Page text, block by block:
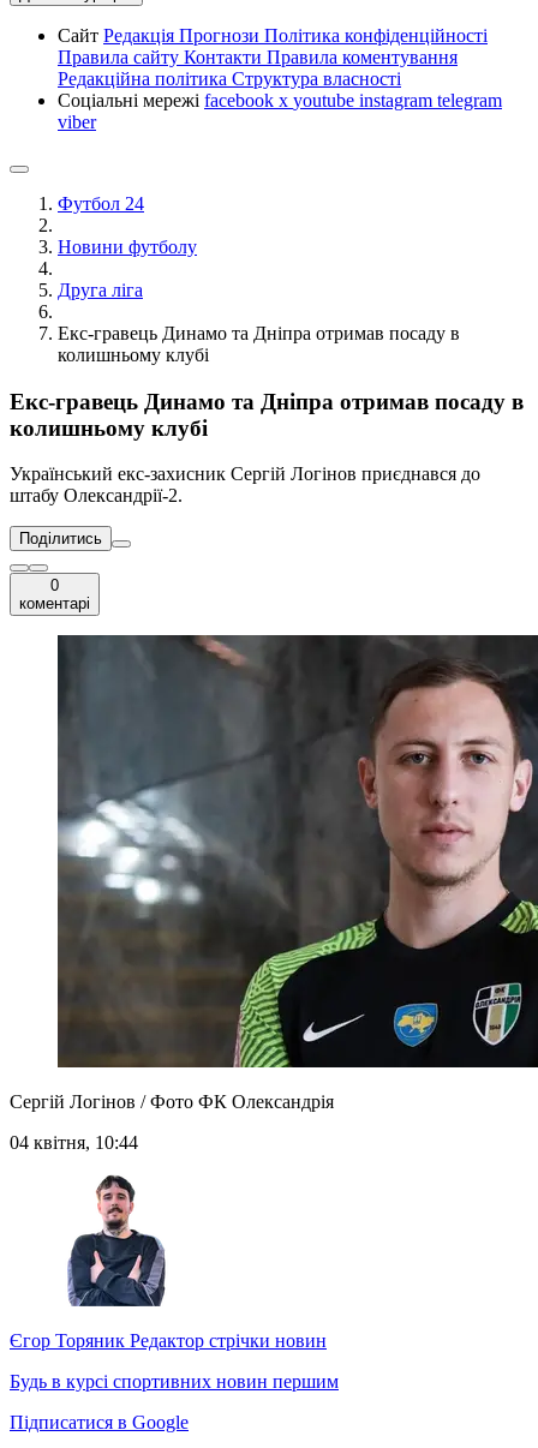
Сайт Редакція Прогнози Політика конфіденційності
Правила сайту Контакти Правила коментування
Редакційна політика Структура власності
Соціальні мережі facebook x youtube instagram telegram
viber
Футбол 24
Новини футболу
Друга ліга
Екс-гравець Динамо та Дніпра отримав посаду в
колишньому клубі
Екс-гравець Динамо та Дніпра отримав посаду в
колишньому клубі
Український екс-захисник Сергій Логінов приєднався до
штабу Олександрії-2.
Поділитись
0
коментарі
Сергій Логінов / Фото ФК Олександрія
04 квітня, 10:44
Єгор Торяник Редактор стрічки новин
Будь в курсі спортивних новин першим
Підписатися в Google